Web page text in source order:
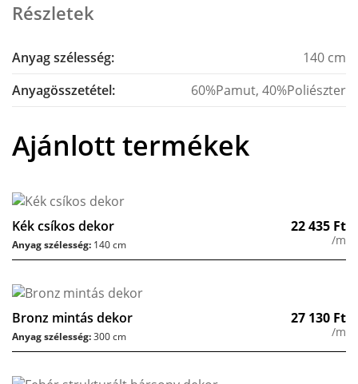
Részletek
Anyag szélesség:
140 cm
Anyagösszetétel:
60%Pamut, 40%Poliészter
Ajánlott termékek
Kék csíkos dekor 22 435 Ft
/m
Anyag szélesség: 140 cm
Bronz mintás dekor 27 130 Ft
/m
Anyag szélesség:300 cm